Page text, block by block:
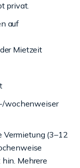
privat.
auf
Mietzeit
wochenweiser
Vermietung (3–12
Mehrere